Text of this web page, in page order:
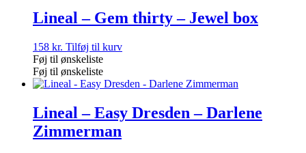
Lineal – Gem thirty – Jewel box
158 kr. Tilføj til kurv
Føj til ønskeliste
Føj til ønskeliste
Lineal – Easy Dresden – Darlene
Zimmerman